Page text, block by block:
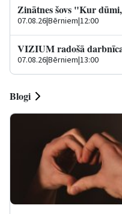
Zinātnes šovs "Kur
07.08.26|Bērniem|12:00
VIZIUM radošā
07.08.26|Bērniem|13:00
Blogi